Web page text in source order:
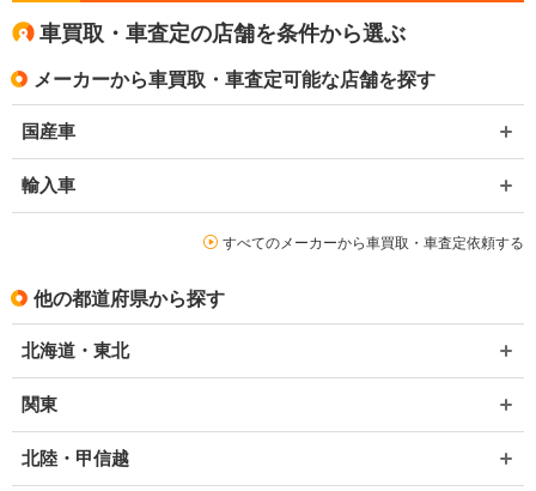
車買取・車査定の店舗を条件から選ぶ
メーカーから車買取・車査定可能な店舗を探す
国産車
輸入車
すべてのメーカーから車買取・車査定依頼する
他の都道府県から探す
北海道・東北
関東
北陸・甲信越